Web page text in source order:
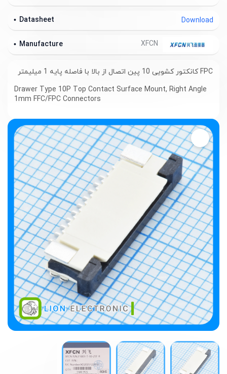
Download
Datasheet
Manufacture
FPC کانکتور کشویی 10 پین اتصال از بالا با فاصله پایه 1 میلیمتر
Drawer Type 10P Top Contact Surface Mount, Right Angle
1mm FFC/FPC Connectors